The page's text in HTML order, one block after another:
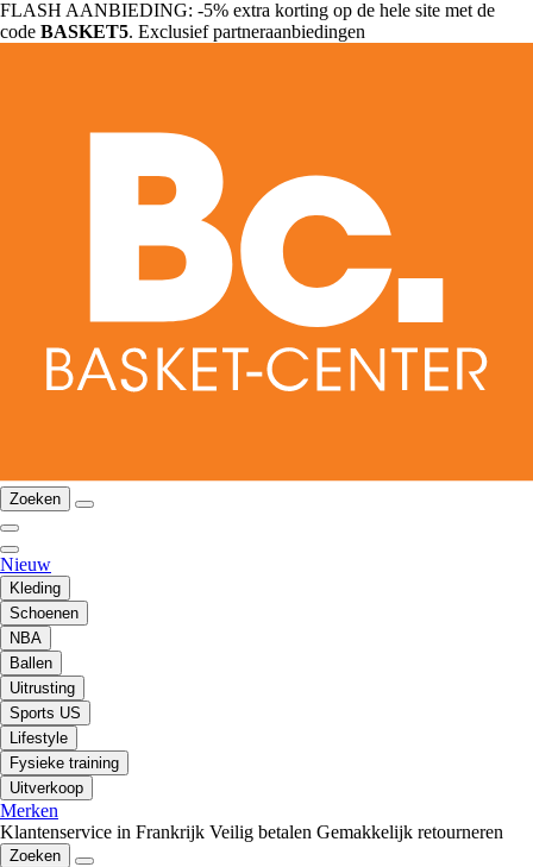
FLASH AANBIEDING: -5% extra korting op de hele site met de
code BASKET5. Exclusief partneraanbiedingen
Zoeken
Nieuw
Kleding
Schoenen
NBA
Ballen
Uitrusting
Sports US
Lifestyle
Fysieke training
Uitverkoop
Merken
Klantenservice in Frankrijk Veilig betalen Gemakkelijk retourneren
Zoeken